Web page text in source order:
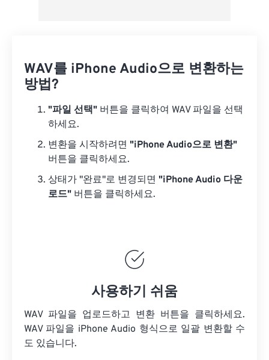
WAV를 iPhone Audio으로 변환하는
방법?
"파일 선택" 버튼을 클릭하여 WAV 파일을 선택
하세요.
변환을 시작하려면 "iPhone Audio으로 변환"
버튼을 클릭하세요.
상태가 "완료"로 변경되면 "iPhone Audio 다운
로드" 버튼을 클릭하세요.
사용하기 쉬움
WAV 파일을 업로드하고 변환 버튼을 클릭하세요.
WAV 파일을 iPhone Audio 형식으로 일괄 변환할 수
도 있습니다.